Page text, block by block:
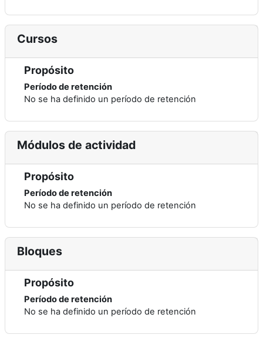
Cursos
Propósito
Período de retención
No se ha definido un período de retención
Módulos de actividad
Propósito
Período de retención
No se ha definido un período de retención
Bloques
Propósito
Período de retención
No se ha definido un período de retención